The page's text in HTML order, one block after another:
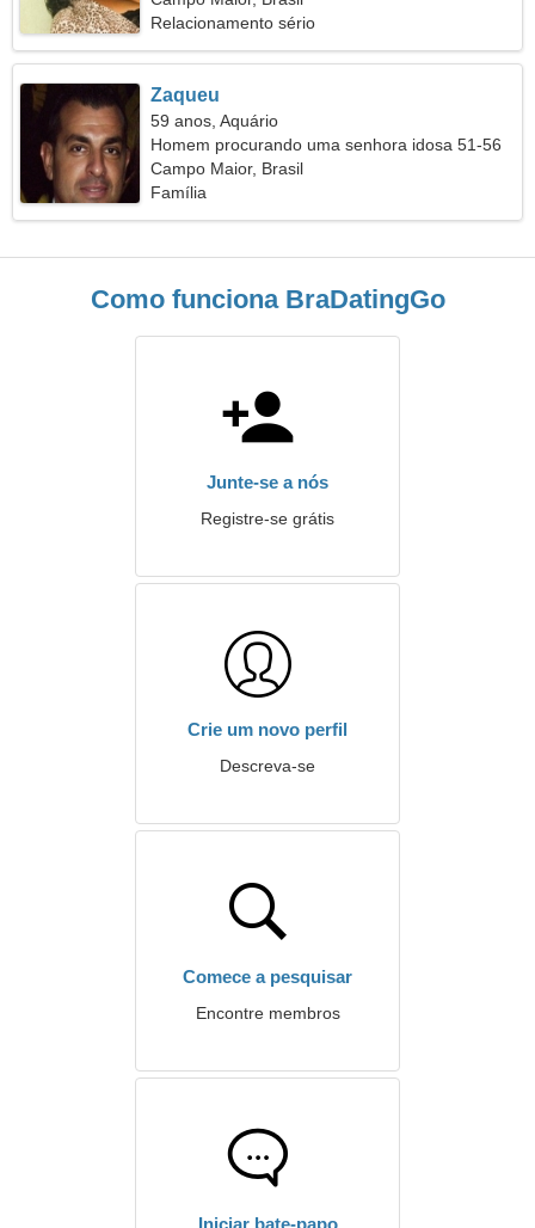
Relacionamento sério
Zaqueu
59 anos, Aquário
Homem procurando uma senhora idosa 51-56
Campo Maior, Brasil
Família
Como funciona BraDatingGo
Junte-se a nós
Registre-se grátis
Crie um novo perfil
Descreva-se
Comece a pesquisar
Encontre membros
Iniciar bate-papo